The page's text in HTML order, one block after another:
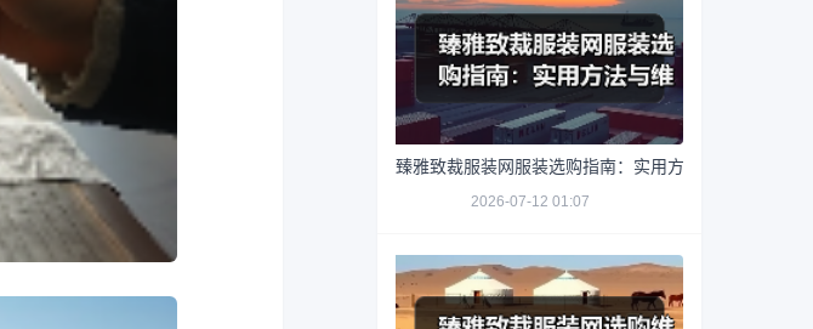
臻雅致裁服装网服装选购指南：实用方法与维护技巧
2026-07-12 01:07